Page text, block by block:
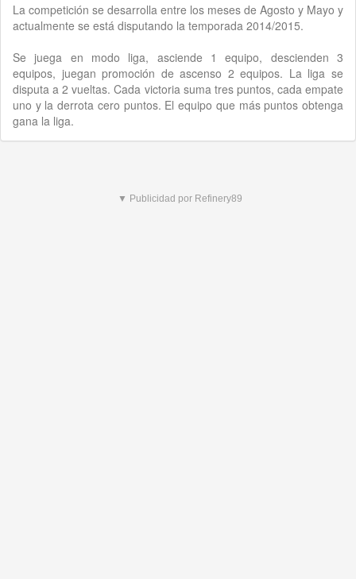
La competición se desarrolla entre los meses de Agosto y Mayo y
actualmente se está disputando la temporada 2014/2015.
Se juega en modo liga, asciende 1 equipo, descienden 3
equipos, juegan promoción de ascenso 2 equipos. La liga se
disputa a 2 vueltas. Cada victoria suma tres puntos, cada empate
uno y la derrota cero puntos. El equipo que más puntos obtenga
gana la liga.
▼ Publicidad por Refinery89